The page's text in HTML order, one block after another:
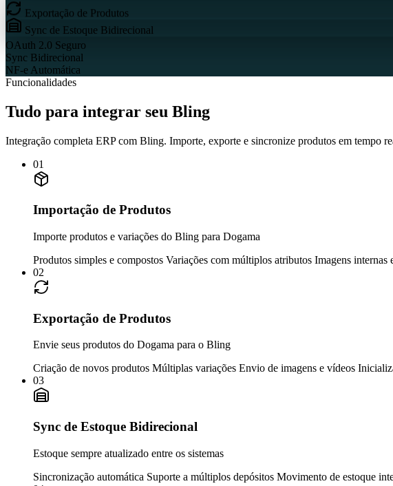
Exportação de Produtos
Sync de Estoque Bidirecional
OAuth 2.0 Seguro
Sync Bidirecional
NF-e Automática
Funcionalidades
Tudo para integrar seu Bling
Integração completa ERP com Bling. Importe, exporte e sincronize produtos em tempo
01
Importação de Produtos
Importe produtos e variações do Bling para Dogama
Produtos simples e compostos Variações com múltiplos atributos Imagens internas
02
Exportação de Produtos
Envie seus produtos do Dogama para o Bling
Criação de novos produtos Múltiplas variações Envio de imagens e vídeos
03
Sync de Estoque Bidirecional
Estoque sempre atualizado entre os sistemas
Sincronização automática Suporte a múltiplos depósitos Movimento de estoque